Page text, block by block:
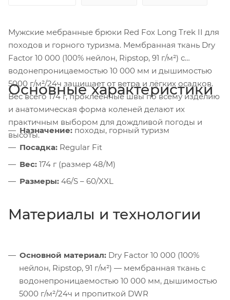
Мужские мебранные брюки Red Fox Long Trek II для
походов и горного туризма. Мембранная ткань Dry
Factor 10 000 (100% нейлон, Ripstop, 91 г/м²) с
водонепроницаемостью 10 000 мм и дышимостью
5000 г/м²/24ч защищает от ветра и лёгких осадков.
Вес всего 174 г, проклеенные швы по всему изделию
и анатомическая форма коленей делают их
практичным выбором для дождливой погоды и
высоты.
Основные характеристики
Назначение: походы, горный туризм
Посадка: Regular Fit
Вес: 174 г (размер 48/M)
Размеры: 46/S – 60/XXL
Материалы и технологии
Основной материал: Dry Factor 10 000 (100%
нейлон, Ripstop, 91 г/м²) — мембранная ткань с
водонепроницаемостью 10 000 мм, дышимостью
5000 г/м²/24ч и пропиткой DWR